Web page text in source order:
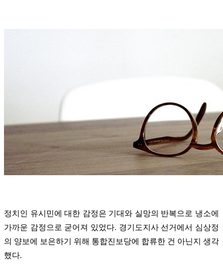
정치인 유시민에 대한 감정은 기대와 실망의 반복으로 냉소에
가까운 감정으로 굳어져 있었다. 경기도지사 선거에서 심상정
의 양보에 보은하기 위해 통합진보당에 합류한 건 아닌지 생각
했다.